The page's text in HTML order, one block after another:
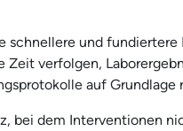
schnellere und
Zeit verfolgen,
auf Grundlage
bei dem Interventionen